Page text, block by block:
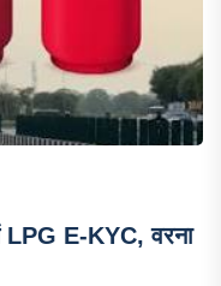
E-KYC, वरना